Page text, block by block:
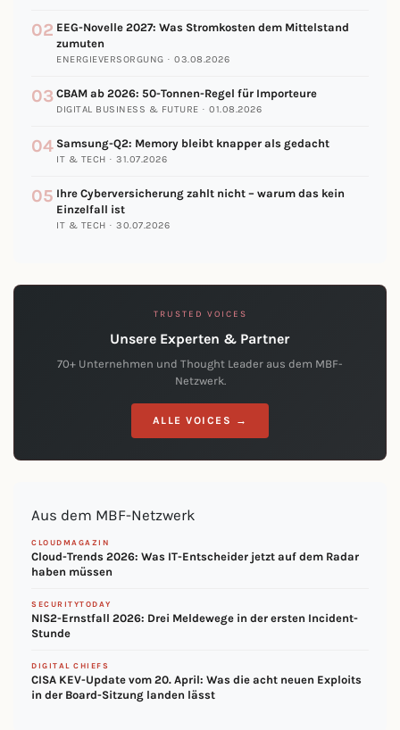
02 EEG-Novelle 2027: Was Stromkosten dem Mittelstand
zumuten
ENERGIEVERSORGUNG · 03.08.2026
03 CBAM ab 2026: 50-Tonnen-Regel für Importeure
DIGITAL BUSINESS & FUTURE · 01.08.2026
04 Samsung-Q2: Memory bleibt knapper als gedacht
IT & TECH · 31.07.2026
05 Ihre Cyberversicherung zahlt nicht – warum das kein
Einzelfall ist
IT & TECH · 30.07.2026
TRUSTED VOICES
Unsere Experten & Partner
70+ Unternehmen und Thought Leader aus dem MBF-
Netzwerk.
ALLE VOICES →
Aus dem MBF-Netzwerk
CLOUDMAGAZIN
Cloud-Trends 2026: Was IT-Entscheider jetzt auf dem Radar
haben müssen
SECURITYTODAY
NIS2-Ernstfall 2026: Drei Meldewege in der ersten Incident-
Stunde
DIGITAL CHIEFS
CISA KEV-Update vom 20. April: Was die acht neuen Exploits
in der Board-Sitzung landen lässt